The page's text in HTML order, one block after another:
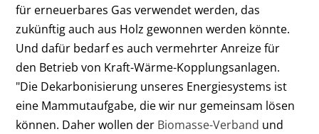
für erneuerbares Gas verwendet werden, das
zukünftig auch aus Holz gewonnen werden könnte.
Und dafür bedarf es auch vermehrter Anreize für
den Betrieb von Kraft-Wärme-Kopplungsanlagen.
"Die Dekarbonisierung unseres Energiesystems ist
eine Mammutaufgabe, die wir nur gemeinsam lösen
können. Daher wollen der Biomasse-Verband und